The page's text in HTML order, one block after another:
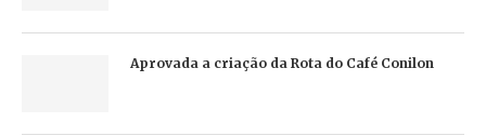
Aprovada a criação da Rota do Café Conilon